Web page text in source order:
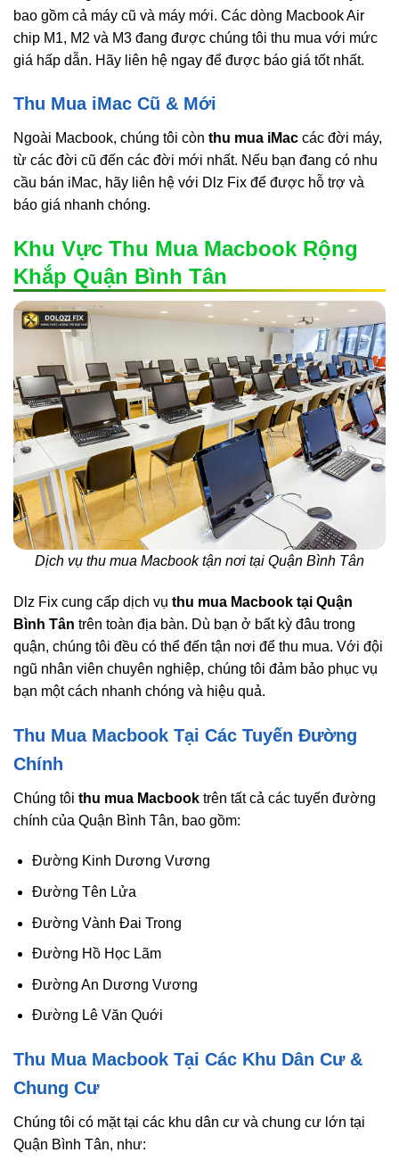
bao gồm cả máy cũ và máy mới. Các dòng Macbook Air
chip M1, M2 và M3 đang được chúng tôi thu mua với mức
giá hấp dẫn. Hãy liên hệ ngay để được báo giá tốt nhất.
Thu Mua iMac Cũ & Mới
Ngoài Macbook, chúng tôi còn thu mua iMac các đời máy,
từ các đời cũ đến các đời mới nhất. Nếu bạn đang có nhu
cầu bán iMac, hãy liên hệ với Dlz Fix để được hỗ trợ và
báo giá nhanh chóng.
Khu Vực Thu Mua Macbook Rộng
Khắp Quận Bình Tân
Dịch vụ thu mua Macbook tận nơi tại Quận Bình Tân
Dlz Fix cung cấp dịch vụ thu mua Macbook tại Quận
Bình Tân trên toàn địa bàn. Dù bạn ở bất kỳ đâu trong
quận, chúng tôi đều có thể đến tận nơi để thu mua. Với đội
ngũ nhân viên chuyên nghiệp, chúng tôi đảm bảo phục vụ
bạn một cách nhanh chóng và hiệu quả.
Thu Mua Macbook Tại Các Tuyến Đường
Chính
Chúng tôi thu mua Macbook trên tất cả các tuyến đường
chính của Quận Bình Tân, bao gồm:
Đường Kinh Dương Vương
Đường Tên Lửa
Đường Vành Đai Trong
Đường Hồ Học Lãm
Đường An Dương Vương
Đường Lê Văn Quới
Thu Mua Macbook Tại Các Khu Dân Cư &
Chung Cư
Chúng tôi có mặt tại các khu dân cư và chung cư lớn tại
Quận Bình Tân, như: